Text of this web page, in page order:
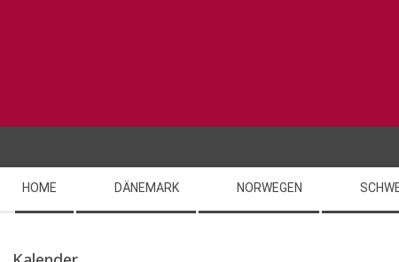
Navigation
Menu
HOME DÄNEMARK NORWEGEN